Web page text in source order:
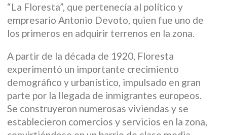
“La Floresta”, que pertenecía al político y
empresario Antonio Devoto, quien fue uno de
los primeros en adquirir terrenos en la zona.
A partir de la década de 1920, Floresta
experimentó un importante crecimiento
demográfico y urbanístico, impulsado en gran
parte por la llegada de inmigrantes europeos.
Se construyeron numerosas viviendas y se
establecieron comercios y servicios en la zona,